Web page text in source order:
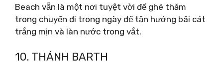
Beach vẫn là một nơi tuyệt vời để ghé thăm
trong chuyến đi trong ngày để tận hưởng bãi cát
trắng mịn và làn nước trong vắt.
10. THÁNH BARTH